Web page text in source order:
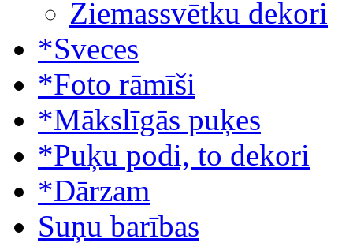
Ziemassvētku dekori
*Sveces
*Foto rāmīši
*Mākslīgās puķes
*Puķu podi, to dekori
*Dārzam
Suņu barības